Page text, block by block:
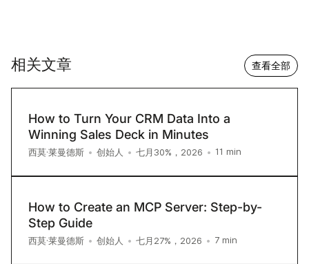
相关文章 查看全部
How to Turn Your CRM Data Into a
Winning Sales Deck in Minutes
西莫·莱曼德斯 • 创始人 • 七月30%，2026 • 11 min
How to Create an MCP Server: Step-by-
Step Guide
西莫·莱曼德斯 • 创始人 • 七月27%，2026 • 7 min